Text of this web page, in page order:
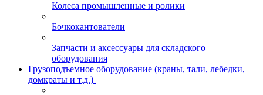
Колеса промышленные и ролики
Бочкокантователи
Запчасти и аксессуары для складского
оборудования
Грузоподъемное оборудование (краны, тали, лебедки,
домкраты и т.д.)